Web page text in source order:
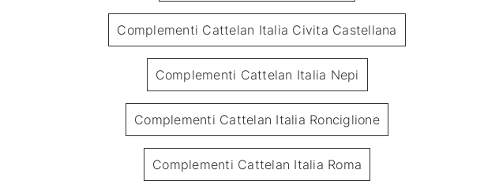
Complementi Cattelan Italia Civita Castellana
Complementi Cattelan Italia Nepi
Complementi Cattelan Italia Ronciglione
Complementi Cattelan Italia Roma